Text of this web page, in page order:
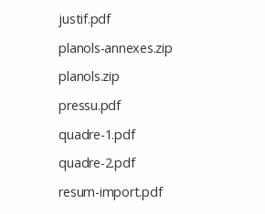
justif.pdf
planols-annexes.zip
planols.zip
pressu.pdf
quadre-1.pdf
quadre-2.pdf
resum-import.pdf